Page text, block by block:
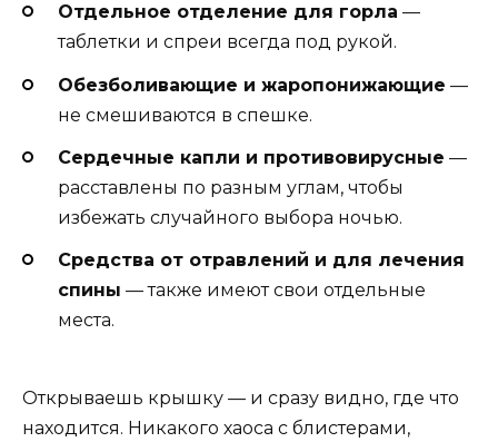
Отдельное отделение для горла —
таблетки и спреи всегда под рукой.
Обезболивающие и жаропонижающие —
не смешиваются в спешке.
Сердечные капли и противовирусные —
расставлены по разным углам, чтобы
избежать случайного выбора ночью.
Средства от отравлений и для лечения
спины — также имеют свои отдельные
места.
Открываешь крышку — и сразу видно, где что
находится. Никакого хаоса с блистерами,